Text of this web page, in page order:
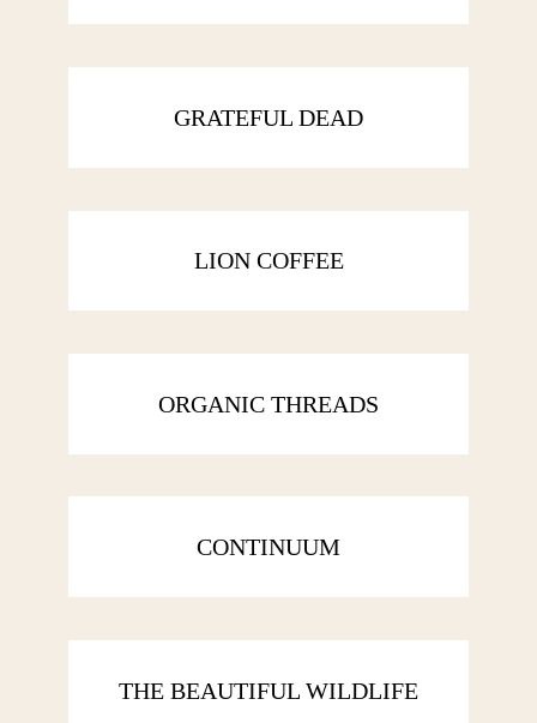
GRATEFUL DEAD
LION COFFEE
ORGANIC THREADS
CONTINUUM
THE BEAUTIFUL WILDLIFE